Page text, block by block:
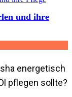
und ihre
energetisch
pflegen sollte?